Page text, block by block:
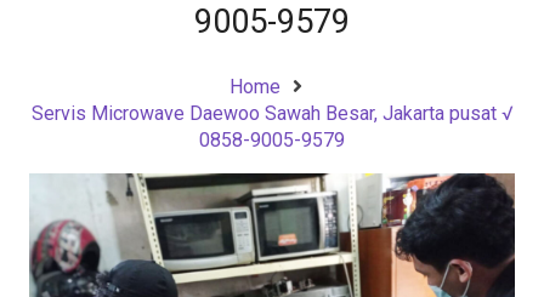
9005-9579
Home
Servis Microwave Daewoo Sawah Besar, Jakarta pusat √
0858-9005-9579